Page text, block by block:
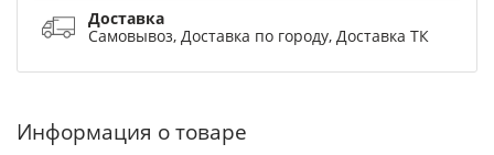
Доставка
Самовывоз, Доставка по городу, Доставка ТК
Информация о товаре